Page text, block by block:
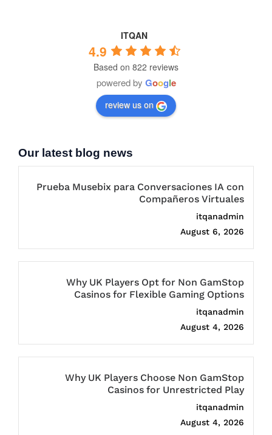
ITQAN
4.9
Based on 822 reviews
powered by Google
review us on
Our latest blog news
Prueba Musebix para Conversaciones IA con
Compañeros Virtuales
itqanadmin
August 6, 2026
Why UK Players Opt for Non GamStop
Casinos for Flexible Gaming Options
itqanadmin
August 4, 2026
Why UK Players Choose Non GamStop
Casinos for Unrestricted Play
itqanadmin
August 4, 2026